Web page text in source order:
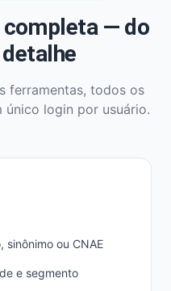
completa — do
ferramentas, todos os
login por usuário.
sinônimo ou CNAE
e segmento